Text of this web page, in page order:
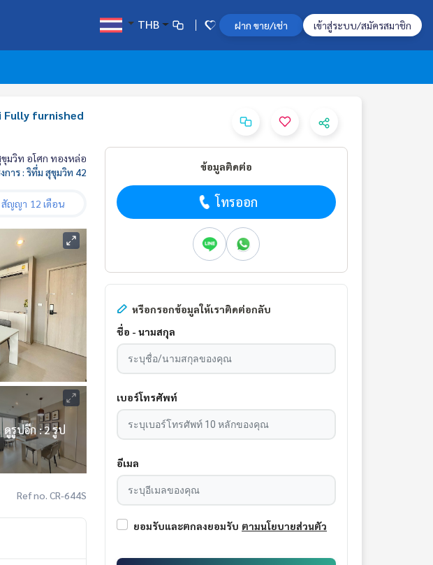
THB ฝาก ขาย/เช่า เข้าสู่ระบบ/สมัครสมาชิก
Fully furnished
มวิท อโศก ทองหล่อ
การ : ริทึ่ม สุขุมวิท 42
สัญญา 12 เดือน
ดูรูปอีก : 2 รูป
Ref no. CR-644S
ข้อมูลติดต่อ
โทรออก
หรือกรอกข้อมูลให้เราติดต่อกลับ
ชื่อ - นามสกุล
เบอร์โทรศัพท์
อีเมล
ยอมรับและตกลงยอมรับ ตามนโยบายส่วนตัว